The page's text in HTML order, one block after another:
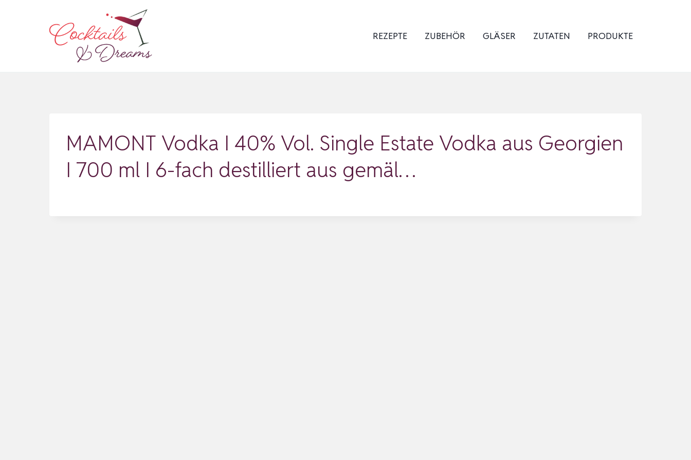
REZEPTE ZUBEHÖR GLÄSER ZUTATEN PRODUKTE
MAMONT Vodka I 40% Vol. Single Estate Vodka aus Georgien
I 700 ml I 6-fach destilliert aus gemäl…